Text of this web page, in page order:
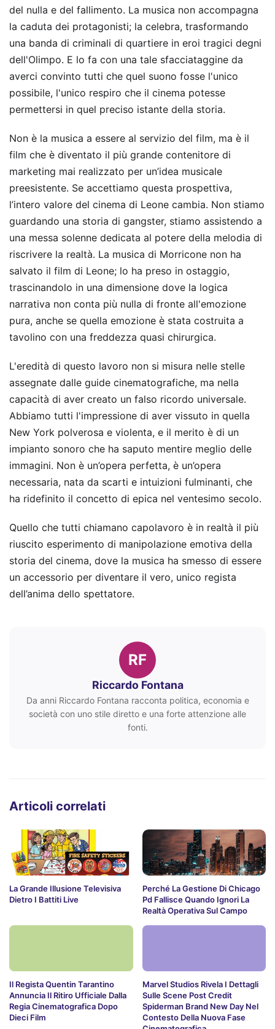
del nulla e del fallimento. La musica non accompagna
la caduta dei protagonisti; la celebra, trasformando
una banda di criminali di quartiere in eroi tragici degni
dell'Olimpo. E lo fa con una tale sfacciataggine da
averci convinto tutti che quel suono fosse l'unico
possibile, l'unico respiro che il cinema potesse
permettersi in quel preciso istante della storia.
Non è la musica a essere al servizio del film, ma è il
film che è diventato il più grande contenitore di
marketing mai realizzato per un’idea musicale
preesistente. Se accettiamo questa prospettiva,
l’intero valore del cinema di Leone cambia. Non stiamo
guardando una storia di gangster, stiamo assistendo a
una messa solenne dedicata al potere della melodia di
riscrivere la realtà. La musica di Morricone non ha
salvato il film di Leone; lo ha preso in ostaggio,
trascinandolo in una dimensione dove la logica
narrativa non conta più nulla di fronte all'emozione
pura, anche se quella emozione è stata costruita a
tavolino con una freddezza quasi chirurgica.
L'eredità di questo lavoro non si misura nelle stelle
assegnate dalle guide cinematografiche, ma nella
capacità di aver creato un falso ricordo universale.
Abbiamo tutti l'impressione di aver vissuto in quella
New York polverosa e violenta, e il merito è di un
impianto sonoro che ha saputo mentire meglio delle
immagini. Non è un’opera perfetta, è un’opera
necessaria, nata da scarti e intuizioni fulminanti, che
ha ridefinito il concetto di epica nel ventesimo secolo.
Quello che tutti chiamano capolavoro è in realtà il più
riuscito esperimento di manipolazione emotiva della
storia del cinema, dove la musica ha smesso di essere
un accessorio per diventare il vero, unico regista
dell’anima dello spettatore.
RF
Riccardo Fontana
Da anni Riccardo Fontana racconta politica, economia e
società con uno stile diretto e una forte attenzione alle
fonti.
Articoli correlati
La Grande Illusione Televisiva
Dietro I Battiti Live
Perché La Gestione Di Chicago
Pd Fallisce Quando Ignori La
Realtà Operativa Sul Campo
Il Regista Quentin Tarantino
Annuncia Il Ritiro Ufficiale Dalla
Regia Cinematografica Dopo
Dieci Film
Marvel Studios Rivela I Dettagli
Sulle Scene Post Credit
Spiderman Brand New Day Nel
Contesto Della Nuova Fase